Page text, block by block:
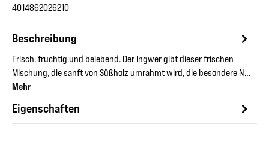
4014862026210
Beschreibung
Frisch, fruchtig und belebend. Der Ingwer gibt dieser frischen
Mischung, die sanft von Süßholz umrahmt wird, die besondere N…
Mehr
Eigenschaften